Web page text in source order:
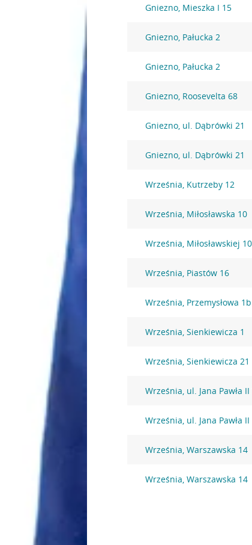
Gniezno, Mieszka I 15
Gniezno, Pałucka 2
Gniezno, Pałucka 2
Gniezno, Roosevelta 68
Gniezno, ul. Dąbrówki 21
Gniezno, ul. Dąbrówki 21
Września, Kutrzeby 12
Września, Miłosławska 10
Września, Miłosławskiej 10
Września, Piastów 16
Września, Przemysłowa 1b
Września, Sienkiewicza 1
Września, Sienkiewicza 21
Września, ul. Jana Pawła II
Września, ul. Jana Pawła II
Września, Warszawska 14
Września, Warszawska 14